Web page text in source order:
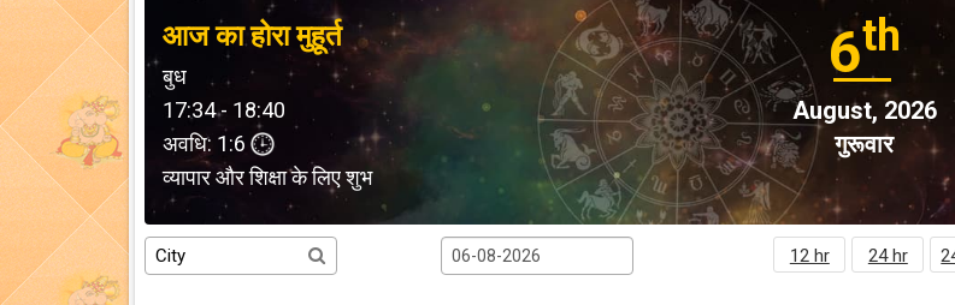
आज का होरा मुहूर्त
बुध
17:34 - 18:40
अवधि: 1:6
व्यापार और शिक्षा के लिए शुभ
6th
August, 2026
गुरूवार
12 hr 24 hr